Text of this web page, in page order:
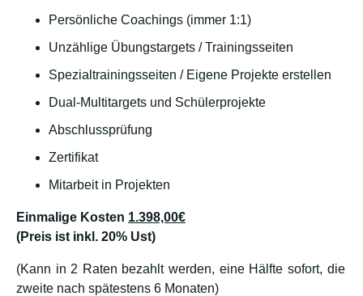
Persönliche Coachings (immer 1:1)
Unzählige Übungstargets / Trainingsseiten
Spezialtrainingsseiten / Eigene Projekte erstellen
Dual-Multitargets und Schülerprojekte
Abschlussprüfung
Zertifikat
Mitarbeit in Projekten
Einmalige Kosten 1.398,00€
(Preis ist inkl. 20% Ust)
(Kann in 2 Raten bezahlt werden, eine Hälfte sofort, die
zweite nach spätestens 6 Monaten)